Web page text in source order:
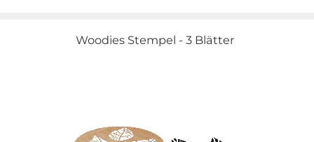
Woodies Stempel - 3 Blätter